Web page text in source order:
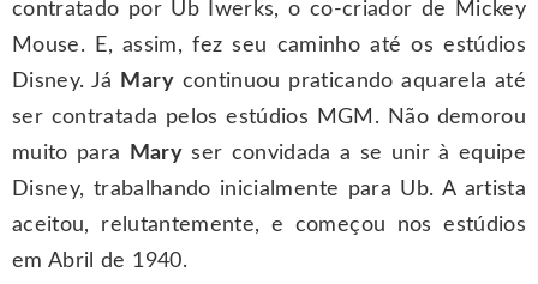
contratado por Ub Iwerks, o co-criador de Mickey
Mouse. E, assim, fez seu caminho até os estúdios
Disney. Já
Marycontinuou praticando aquarela até
ser contratada pelos estúdios MGM. Não demorou
muito para
Mary ser convidada a se unir à equipe
Disney, trabalhando inicialmente para Ub. A artista
aceitou, relutantemente, e começou nos estúdios
em Abril de 1940.